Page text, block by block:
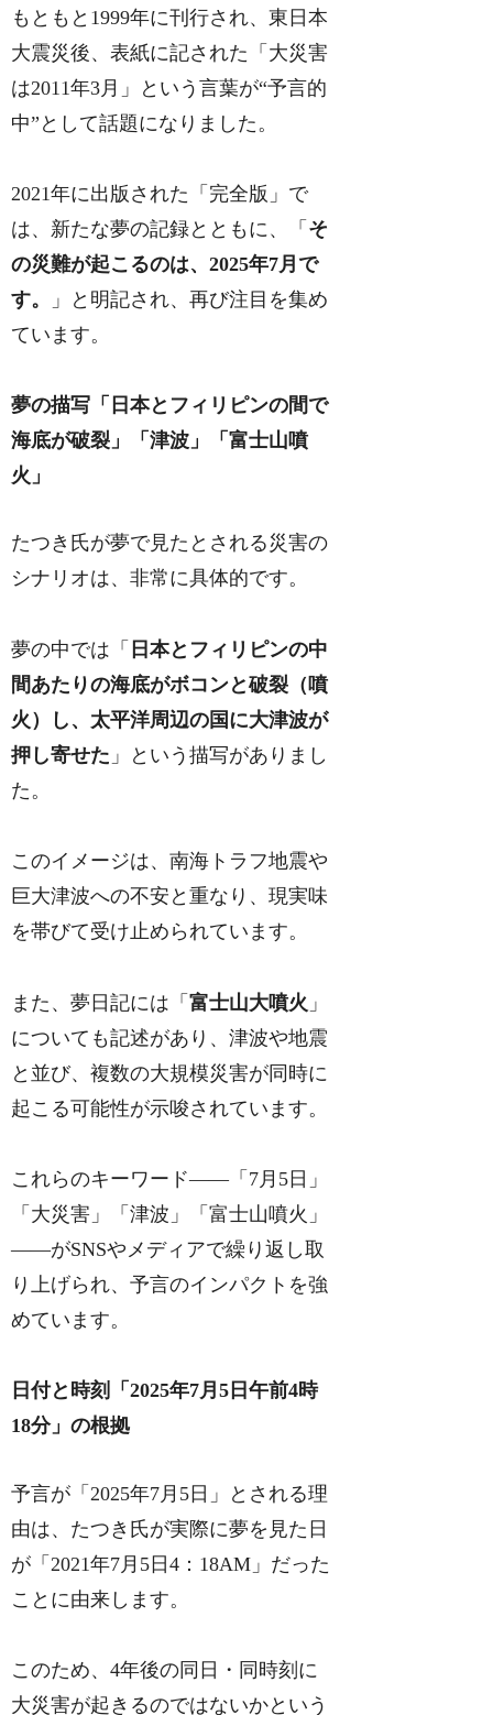
もともと1999年に刊行され、東日本
大震災後、表紙に記された「大災害
は2011年3月」という言葉が“予言的
中”として話題になりました。
2021年に出版された「完全版」で
は、新たな夢の記録とともに、「 そ
の災難が起こるのは、2025年7月で
す。
」と明記され、再び注目を集め
ています。
夢の描写「日本とフィリピンの間で
海底が破裂」「津波」「富士山噴
火」
たつき氏が夢で見たとされる災害の
シナリオは、非常に具体的です。
夢の中では「 日本とフィリピンの中
間あたりの海底がボコンと破裂（噴
火）し、太平洋周辺の国に大津波が
押し寄せた 」という描写がありまし
た。
このイメージは、南海トラフ地震や
巨大津波への不安と重なり、現実味
を帯びて受け止められています。
また、夢日記には「富士山大噴火 」
についても記述があり、津波や地震
と並び、複数の大規模災害が同時に
起こる可能性が示唆されています。
これらのキーワード――「7月5日」
「大災害」「津波」「富士山噴火」
――がSNSやメディアで繰り返し取
り上げられ、予言のインパクトを強
めています。
日付と時刻「2025年7月5日午前4時
18分」の根拠
予言が「2025年7月5日」とされる理
由は、たつき氏が実際に夢を見た日
が「2021年7月5日4：18AM」だった
ことに由来します。
このため、4年後の同日・同時刻に
大災害が起きるのではないかという